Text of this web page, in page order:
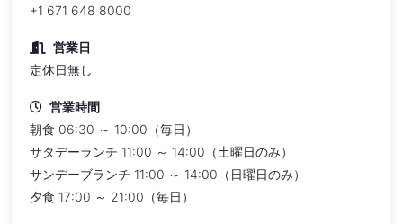
+1 671 648 8000
営業日
定休日無し
営業時間
朝食 06:30 ～ 10:00（毎日）
サタデーランチ 11:00 ～ 14:00（土曜日のみ）
サンデーブランチ 11:00 ～ 14:00（日曜日のみ）
夕食 17:00 ～ 21:00（毎日）